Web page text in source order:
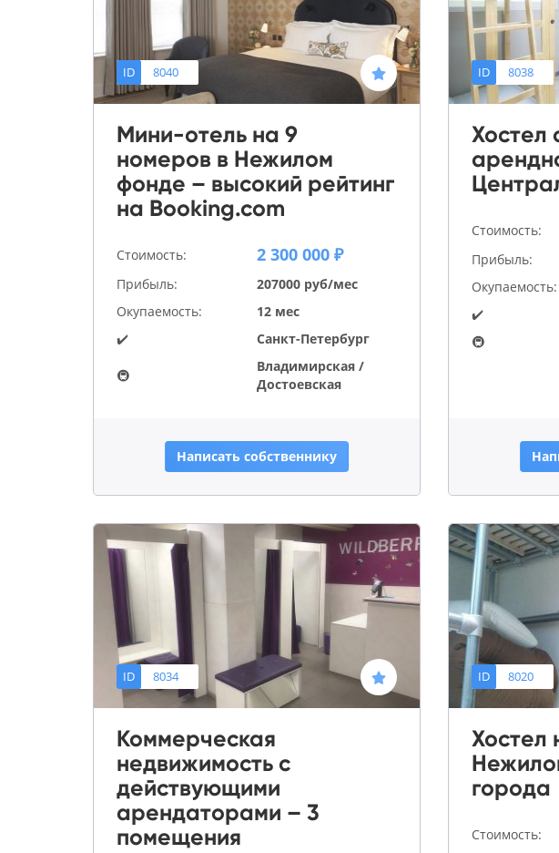
ID 8040
Мини-отель на 9
номеров в Нежилом
фонде – высокий рейтинг
на Booking.com
Стоимость: 2 300 000 ₽
Прибыль:
207000 руб/мес
Окупаемость:
12 мес
✔️
Санкт-Петербург
🚇
Владимирская /
Достоевская
Написать собственнику
ID 8038
Хостел
Стоимость:
Прибыль:
Окупаемость:
✔️
🚇
ID 8034
Коммерческая
недвижимость с
действующими
арендаторами – 3
помещения
ID 8020
Хостел
города
Стоимость: